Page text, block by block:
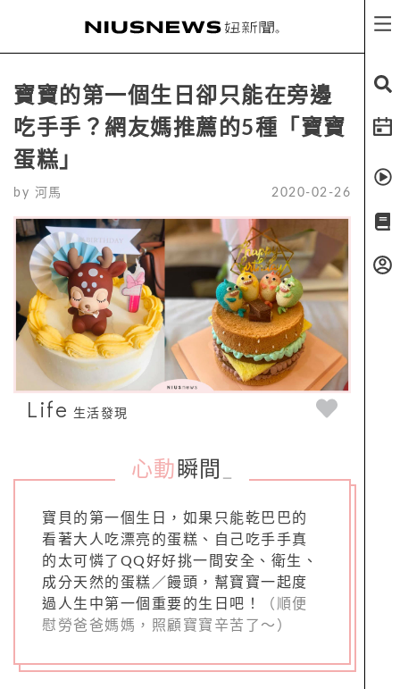
寶寶的第一個生日卻只能在旁邊
吃手手？網友媽推薦的5種「寶寶
蛋糕」
by 河馬 2020-02-26
Life 生活發現
心動 瞬間
寶貝的第一個生日，如果只能乾巴巴的
看著大人吃漂亮的蛋糕、自己吃手手真
的太可憐了QQ好好挑一間安全、衛生、
成分天然的蛋糕／饅頭，幫寶寶一起度
過人生中第一個重要的生日吧！
（順便
慰勞爸爸媽媽，照顧寶寶辛苦了～）